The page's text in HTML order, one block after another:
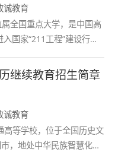
官方网站。
身份核验、报名资
具体报考流程为:网
确填写报考信
料→网上进行身份
→网上缴纳考试费
诚教育
全国重点大学，是中国高
国家“211工程”建设行
继续教育招生简章
诚教育
，地处中华民族智慧化身